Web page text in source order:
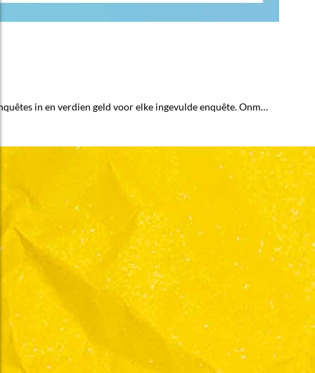
in en verdien geld voor elke ingevulde enquête. Onm…